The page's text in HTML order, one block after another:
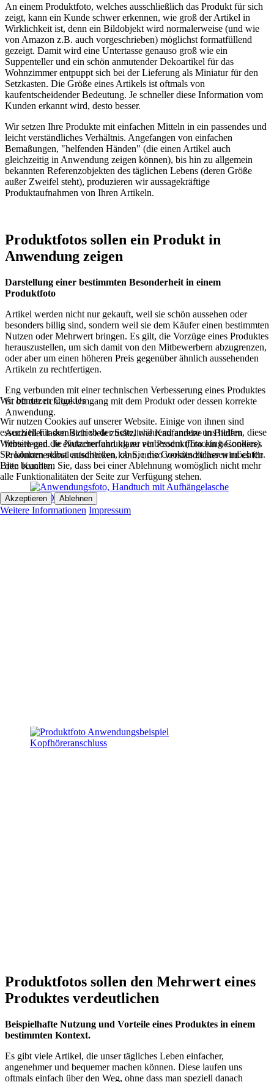
An einem Produktfoto, welches ausschließlich das Produkt für sich
zeigt, kann ein Kunde schwer erkennen, wie groß der Artikel in
Wirklichkeit ist, denn ein Bildobjekt wird normalerweise (und wie
von Amazon z.B. auch vorgeschrieben) möglichst formatfüllend
gezeigt. Damit wird eine Untertasse genauso groß wie ein
Suppenteller und ein schön anmutender Dekoartikel für das
Wohnzimmer entpuppt sich bei der Lieferung als Miniatur für den
Setzkasten. Die Größe eines Artikels ist oftmals von
kaufentscheidender Bedeutung. Je schneller diese Information vom
Kunden erkannt wird, desto besser.
Wir setzen Ihre Produkte mit einfachen Mitteln in ein passendes und
leicht verständliches Verhältnis. Angefangen von einfachen
Bemaßungen, "helfenden Händen" (die einen Artikel auch
gleichzeitig in Anwendung zeigen können), bis hin zu allgemein
bekannten Referenzobjekten des täglichen Lebens (deren Größe
außer Zweifel steht), produzieren wir aussagekräftige
Produktaufnahmen von Ihren Artikeln.
Produktfotos sollen ein Produkt in
Anwendung zeigen
Darstellung einer bestimmten Besonderheit in einem
Produktfoto
Artikel werden nicht nur gekauft, weil sie schön aussehen oder
besonders billig sind, sondern weil sie dem Käufer einen bestimmten
Nutzen oder Mehrwert bringen. Es gilt, die Vorzüge eines Produktes
herauszustellen, um sich damit von den Mitbewerbern abzugrenzen,
oder aber um einen höheren Preis gegenüber ähnlich aussehenden
Artikeln zu rechtfertigen.
Eng verbunden mit einer technischen Verbesserung eines Produktes
ist oft der richtige Umgang mit dem Produkt oder dessen korrekte
Anwendung.
Auch hier lassen sich viele zusätzliche Kaufanreize in Bildern
hinterlegen. Je einfacher und klarer ein Produktfoto ein besonderes
Produktmerkmal ausdrücken kann, umso verständlicher wird es für
den Kunden.
Produktfotos sollen den Mehrwert eines
Produktes verdeutlichen
Beispielhafte Nutzung und Vorteile eines Produktes in einem
bestimmten Kontext.
Es gibt viele Artikel, die unser tägliches Leben einfacher,
angenehmer und bequemer machen können. Diese laufen uns
oftmals einfach über den Weg, ohne dass man speziell danach
Wir benutzen Cookies
Wir nutzen Cookies auf unserer Website. Einige von ihnen sind
essenziell für den Betrieb der Seite, während andere uns helfen, diese
Website und die Nutzererfahrung zu verbessern (Tracking Cookies).
Sie können selbst entscheiden, ob Sie die Cookies zulassen möchten.
Bitte beachten Sie, dass bei einer Ablehnung womöglich nicht mehr
alle Funktionalitäten der Seite zur Verfügung stehen.
Akzeptieren Ablehnen
Weitere Informationen Impressum